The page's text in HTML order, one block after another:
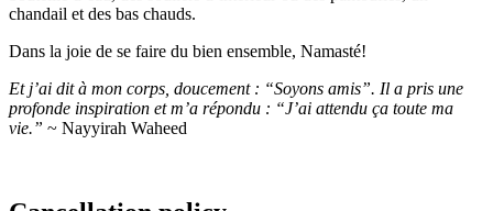
chandail et des bas chauds.
Dans la joie de se faire du bien ensemble, Namasté!
Et j’ai dit à mon corps, doucement : “Soyons amis”. Il a pris une
profonde inspiration et m’a répondu : “J’ai attendu ça toute ma
vie.” ~ Nayyirah Waheed